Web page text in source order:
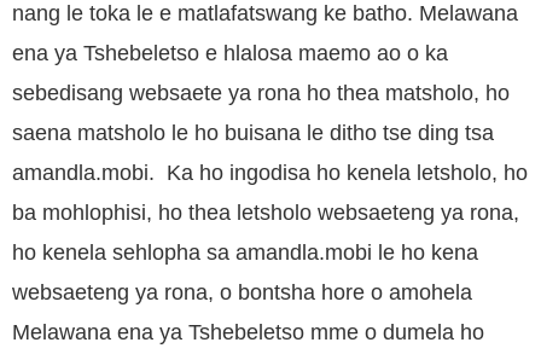
nang le toka le e matlafatswang ke batho. Melawana
ena ya Tshebeletso e hlalosa maemo ao o ka
sebedisang websaete ya rona ho thea matsholo, ho
saena matsholo le ho buisana le ditho tse ding tsa
amandla.mobi. Ka ho ingodisa ho kenela letsholo, ho
ba mohlophisi, ho thea letsholo websaeteng ya rona,
ho kenela sehlopha sa amandla.mobi le ho kena
websaeteng ya rona, o bontsha hore o amohela
Melawana ena ya Tshebeletso mme o dumela ho